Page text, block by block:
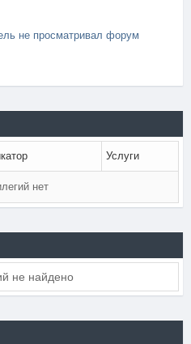
не просматривал форум
Услуги
нет
не найдено